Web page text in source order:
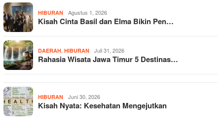
HIBURAN Agustus 1, 2026
Kisah Cinta Basil dan Elma Bikin Pen…
DAERAH HIBURAN Juli 31, 2026
Rahasia Wisata Jawa Timur 5 Destinas…
HIBURAN Juni 30, 2026
Kisah Nyata: Kesehatan Mengejutkan